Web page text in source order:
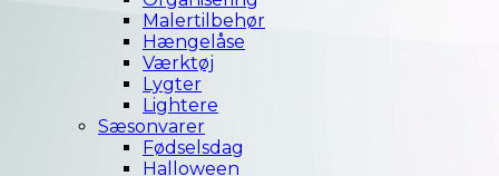
Malertilbehør
Hængelåse
Værktøj
Lygter
Lightere
Sæsonvarer
Fødselsdag
Halloween